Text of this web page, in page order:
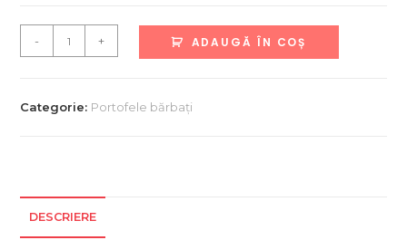
Cantitate
Portofel
din
- + ADAUGĂ ÎN COȘ
Categorie: Portofele bărbați
DESCRIERE